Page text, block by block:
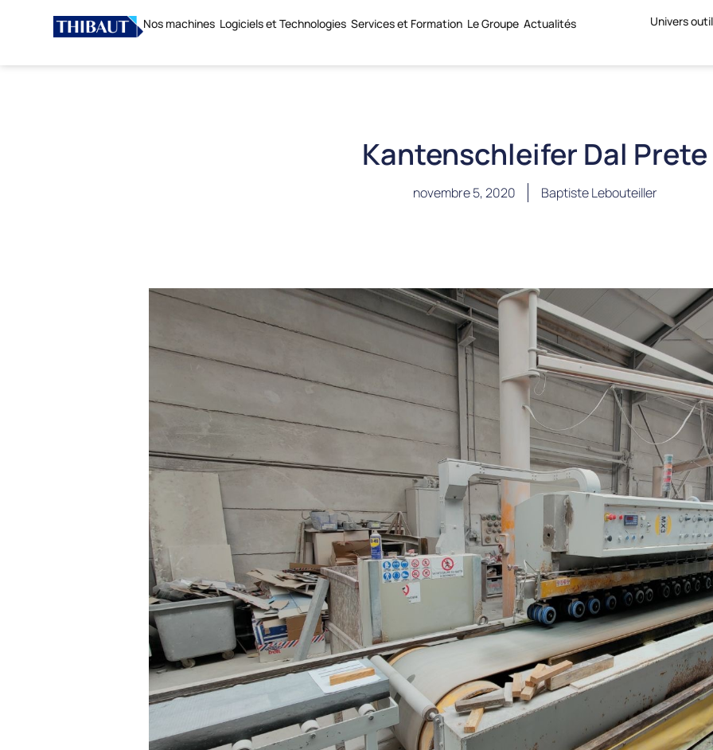
Nos machines Logiciels et Technologies Services et Formation Le Groupe Actualités Univers
Kantenschleifer Dal Prete
novembre 5, 2020 Baptiste Lebouteiller